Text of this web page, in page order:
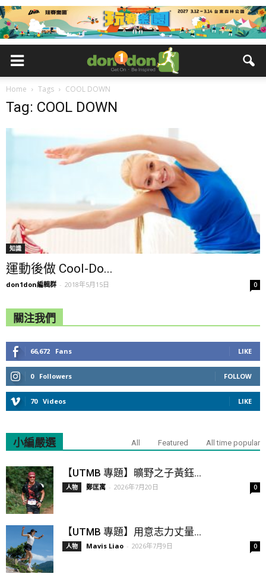
Home Tags COOL DOWN
Tag: COOL DOWN
知識
運動後做 Cool-Do...
don1don編輯群 - 2018年5月15日 0
關注我們
66,672 Fans LIKE
0 Followers FOLLOW
70 Videos LIKE
小編嚴選 All Featured All time popular
【UTMB 專題】曠野之子黃鈺...
人物 鄭匡寓 - 2026年7月20日 0
【UTMB 專題】用意志力丈量...
人物 Mavis Liao - 2026年7月9日 0